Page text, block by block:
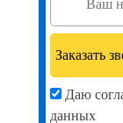
Даю
данных